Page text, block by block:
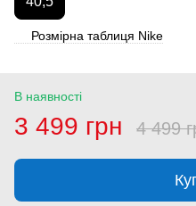
Розмірна таблиця Nike
В наявності
3 499 грн 4 499